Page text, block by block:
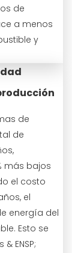
de
a menos
y
de
de
más bajos
el costo
el
energía del
Esto se
ENSP;